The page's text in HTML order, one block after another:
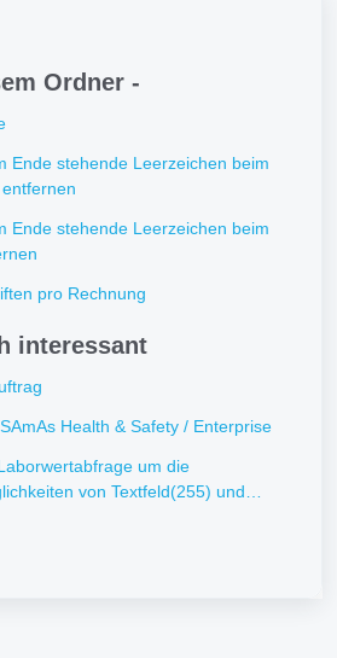
Ordner -
Ende stehende Leerzeichen beim
Ende stehende Leerzeichen beim
pro Rechnung
interessant
Health & Safety / Enterprise
um die
von Textfeld(255) und